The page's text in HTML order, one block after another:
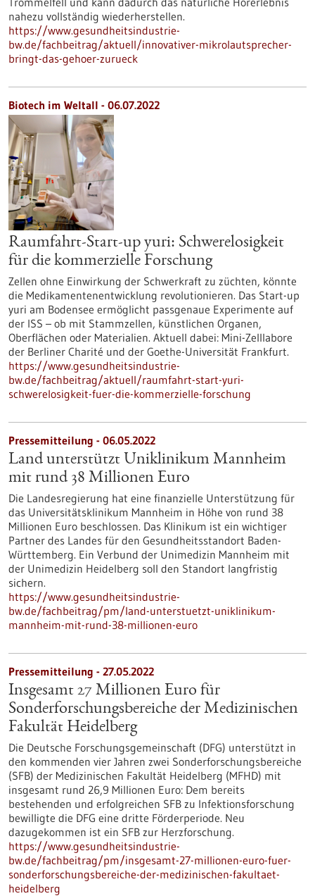
nahezu vollständig wiederherstellen.
https://www.gesundheitsindustrie-
bw.de/fachbeitrag/aktuell/innovativer-mikrolautsprecher-
bringt-das-gehoer-zurueck
Biotech im Weltall - 06.07.2022
Raumfahrt-Start-up yuri: Schwerelosigkeit
für die kommerzielle Forschung
Zellen ohne Einwirkung der Schwerkraft zu züchten, könnte
die Medikamentenentwicklung revolutionieren. Das Start-up
yuri am Bodensee ermöglicht passgenaue Experimente auf
der ISS – ob mit Stammzellen, künstlichen Organen,
Oberflächen oder Materialien. Aktuell dabei: Mini-Zelllabore
der Berliner Charité und der Goethe-Universität Frankfurt.
https://www.gesundheitsindustrie-
bw.de/fachbeitrag/aktuell/raumfahrt-start-yuri-
schwerelosigkeit-fuer-die-kommerzielle-forschung
Pressemitteilung - 06.05.2022
Land unterstützt Uniklinikum Mannheim
mit rund 38 Millionen Euro
Die Landesregierung hat eine finanzielle Unterstützung für
das Universitätsklinikum Mannheim in Höhe von rund 38
Millionen Euro beschlossen. Das Klinikum ist ein wichtiger
Partner des Landes für den Gesundheitsstandort Baden-
Württemberg. Ein Verbund der Unimedizin Mannheim mit
der Unimedizin Heidelberg soll den Standort langfristig
sichern.
https://www.gesundheitsindustrie-
bw.de/fachbeitrag/pm/land-unterstuetzt-uniklinikum-
mannheim-mit-rund-38-millionen-euro
Pressemitteilung - 27.05.2022
Insgesamt 27 Millionen Euro für
Sonderforschungsbereiche der Medizinischen
Fakultät Heidelberg
Die Deutsche Forschungsgemeinschaft (DFG) unterstützt in
den kommenden vier Jahren zwei Sonderforschungsbereiche
(SFB) der Medizinischen Fakultät Heidelberg (MFHD) mit
insgesamt rund 26,9 Millionen Euro: Dem bereits
bestehenden und erfolgreichen SFB zu Infektionsforschung
bewilligte die DFG eine dritte Förderperiode. Neu
dazugekommen ist ein SFB zur Herzforschung.
https://www.gesundheitsindustrie-
bw.de/fachbeitrag/pm/insgesamt-27-millionen-euro-fuer-
sonderforschungsbereiche-der-medizinischen-fakultaet-
heidelberg